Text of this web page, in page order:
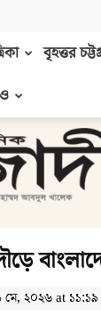
বৃহত্তর
২০২৬ at ১১:১৯